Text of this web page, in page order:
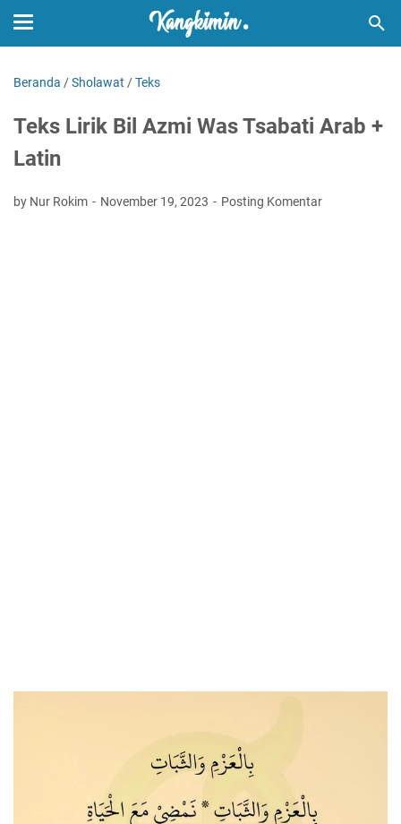
Beranda /Sholawat /Teks
Teks Lirik Bil Azmi Was Tsabati Arab +
Latin
by Nur Rokim November 19, 2023 Posting Komentar